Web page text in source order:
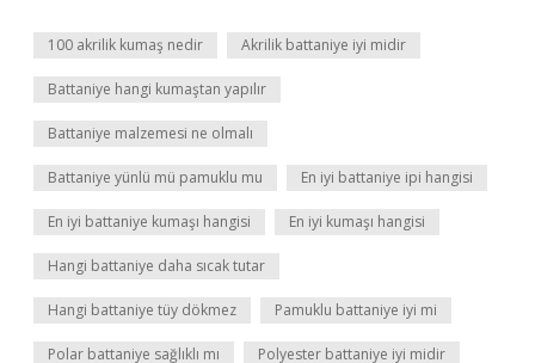
100 akrilik kumaş nedir Akrilik battaniye iyi midir
Battaniye hangi kumaştan yapılır
Battaniye malzemesi ne olmalı
Battaniye yünlü mü pamuklu mu En iyi battaniye ipi hangisi
En iyi battaniye kumaşı hangisi En iyi kumaşı hangisi
Hangi battaniye daha sıcak tutar
Hangi battaniye tüy dökmez Pamuklu battaniye iyi mi
Polar battaniye sağlıklı mı Polyester battaniye iyi midir